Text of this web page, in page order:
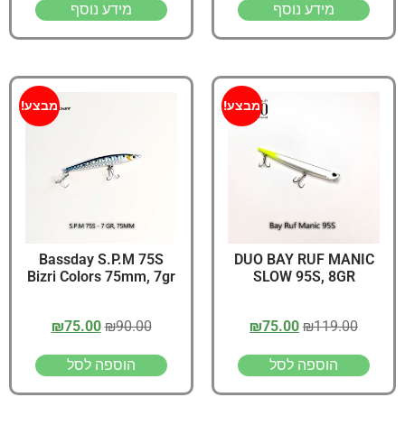
מידע נוסף מידע נוסף
מבצע!
DUO BAY RUF MANIC
SLOW 95S, 8GR
₪119.00
₪75.00
הוספה לסל
מבצע!
Bassday S.P.M 75S
Bizri Colors 75mm, 7gr
₪90.00
₪75.00
הוספה לסל